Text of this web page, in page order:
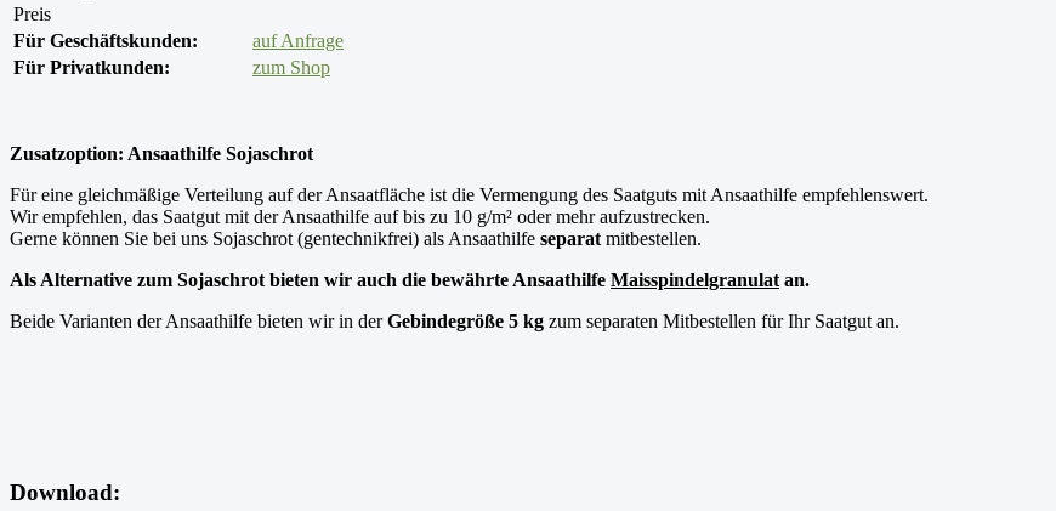
Preis
Für Geschäftskunden:
auf Anfrage
Für Privatkunden:
zum Shop
Zusatzoption: Ansaathilfe Sojaschrot
Für eine gleichmäßige Verteilung auf der Ansaatfläche ist die Vermengung des Saatguts mit Ansaathilfe empfehlenswert.
Wir empfehlen, das Saatgut mit der Ansaathilfe auf bis zu 10 g/m² oder mehr aufzustrecken.
Gerne können Sie bei uns Sojaschrot (gentechnikfrei) als Ansaathilfe separat mitbestellen.
Als Alternative zum Sojaschrot bieten wir auch die bewährte Ansaathilfe Maisspindelgranulat an.
Beide Varianten der Ansaathilfe bieten wir in derGebindegröße 5 kg zum separaten Mitbestellen für Ihr Saatgut an.
Download: